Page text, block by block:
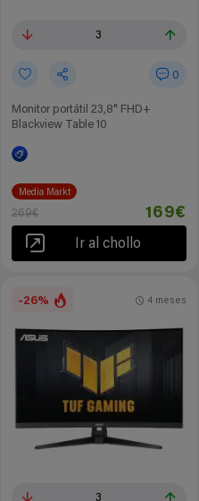
3
0
Monitor portátil 23,8" FHD+
Blackview Table 10
Media Markt
269€ 169€
Ir al chollo
-26%
3
4 meses